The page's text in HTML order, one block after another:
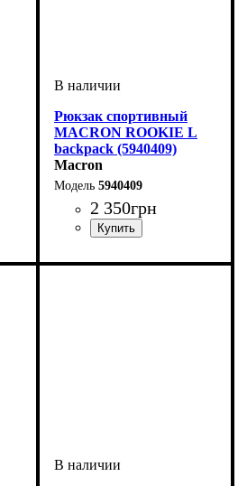
Рюкзак спортивный
MACRON ROOKIE L
backpack (5940409)
Macron
5940409
2 350грн